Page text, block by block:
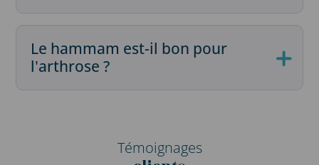
Le hammam est-il bon pour
l'arthrose ?
Témoignages